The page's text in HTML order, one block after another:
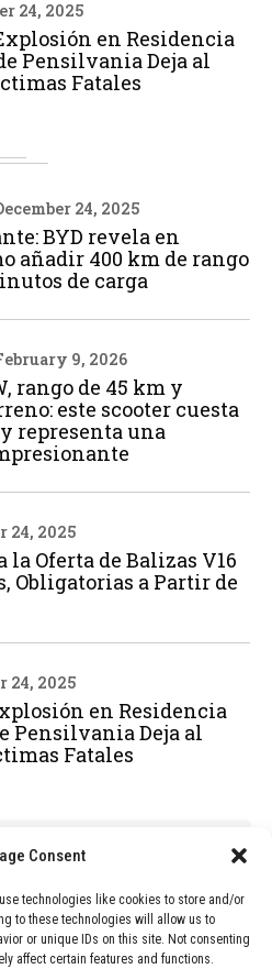
Consent
technologies like cookies to store and/or
to these technologies will allow us to
or unique IDs on this site. Not consenting
affect certain features and functions.
24, 2025
en Residencia
Pensilvania Deja al
Fatales
24, 2025
BYD revela en
añadir 400 km de rango
de carga
9, 2026
rango de 45 km y
este scooter cuesta
representa una
24, 2025
la Oferta de Balizas V16
Obligatorias a Partir de
24, 2025
en Residencia
Pensilvania Deja al
Fatales